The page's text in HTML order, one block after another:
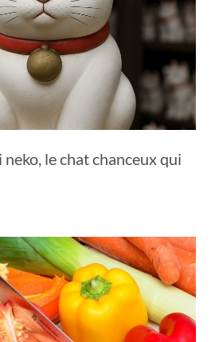
le chat chanceux qui